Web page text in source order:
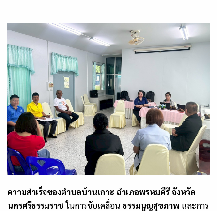
ความสำเร็จของตำบลบ้านเกาะ อำเภอพรหมคีรี จังหวัด
นครศรีธรรมราช ในการขับเคลื่อน ธรรมนูญสุขภาพ และการ